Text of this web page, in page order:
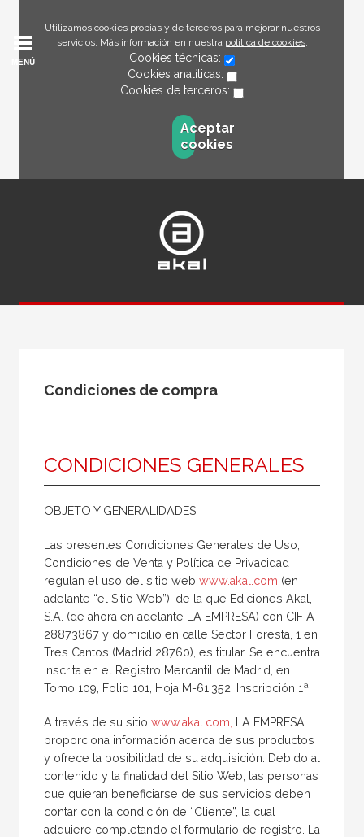
Utilizamos cookies propias y de terceros para mejorar nuestros
servicios. Más información en nuestra política de cookies.
Cookies técnicas:
Cookies analíticas:
Cookies de terceros:
Aceptar
cookies
MENÚ
Condiciones de compra
CONDICIONES GENERALES
OBJETO Y GENERALIDADES
Las presentes Condiciones Generales de Uso,
Condiciones de Venta y Política de Privacidad
regulan el uso del sitio web www.akal.com (en
adelante “el Sitio Web”), de la que Ediciones Akal,
S.A. (de ahora en adelante LA EMPRESA) con CIF A-
28873867 y domicilio en calle Sector Foresta, 1 en
Tres Cantos (Madrid 28760), es titular. Se encuentra
inscrita en el Registro Mercantil de Madrid, en
Tomo 109, Folio 101, Hoja M-61.352, Inscripción 1ª.
A través de su sitio www.akal.com,
LA EMPRESA
proporciona información acerca de sus productos
y ofrece la posibilidad de su adquisición. Debido al
contenido y la finalidad del Sitio Web, las personas
que quieran beneficiarse de sus servicios deben
contar con la condición de “Cliente”, la cual
adquiere completando el formulario de registro. La